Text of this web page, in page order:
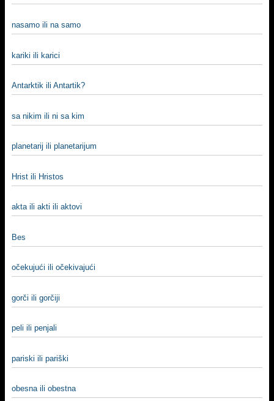
nasamo ili na samo
kariki ili karici
Antarktik ili Antartik?
sa nikim ili ni sa kim
planetarij ili planetarijum
Hrist ili Hristos
akta ili akti ili aktovi
Bes
očekujući ili očekivajući
gorči ili gorčiji
peli ili penjali
pariski ili pariški
obesna ili obestna